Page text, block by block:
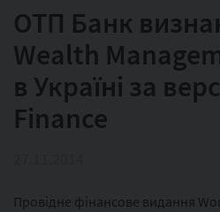
ОТП Банк
Wealth
в Україні за
Finance
Провідне фінансове видання